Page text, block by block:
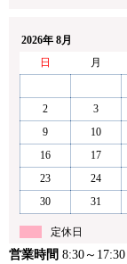
2026年 8月
日
月
2
3
9
10
16
17
23
24
30
31
定休日
営業時間 8:30～17:30